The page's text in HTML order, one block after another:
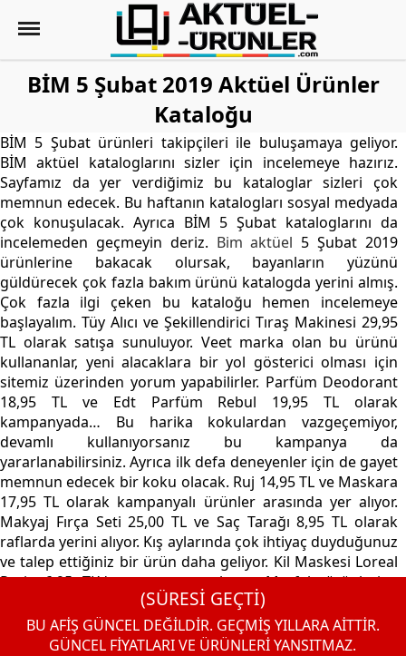
BİM 5 Şubat 2019 Aktüel Ürünler
Kataloğu
BİM 5 Şubat ürünleri takipçileri ile buluşamaya geliyor.
BİM aktüel kataloglarını sizler için incelemeye hazırız.
Sayfamız da yer verdiğimiz bu kataloglar sizleri çok
memnun edecek. Bu haftanın katalogları sosyal medyada
çok konuşulacak. Ayrıca BİM 5 Şubat kataloglarını da
incelemeden geçmeyin deriz. Bim aktüel 5 Şubat 2019
ürünlerine bakacak olursak, bayanların yüzünü
güldürecek çok fazla bakım ürünü katalogda yerini almış.
Çok fazla ilgi çeken bu kataloğu hemen incelemeye
başlayalım. Tüy Alıcı ve Şekillendirici Tıraş Makinesi 29,95
TL olarak satışa sunuluyor. Veet marka olan bu ürünü
kullananlar, yeni alacaklara bir yol gösterici olması için
sitemiz üzerinden yorum yapabilirler. Parfüm Deodorant
18,95 TL ve Edt Parfüm Rebul 19,95 TL olarak
kampanyada… Bu harika kokulardan vazgeçemiyor,
devamlı kullanıyorsanız bu kampanya da
yararlanabilirsiniz. Ayrıca ilk defa deneyenler için de gayet
memnun edecek bir koku olacak. Ruj 14,95 TL ve Maskara
17,95 TL olarak kampanyalı ürünler arasında yer alıyor.
Makyaj Fırça Seti 25,00 TL ve Saç Tarağı 8,95 TL olarak
raflarda yerini alıyor. Kış aylarında çok ihtiyaç duyduğunuz
ve talep ettiğiniz bir ürün daha geliyor. Kil Maskesi Loreal
Paris 6,95 TL’den satışa sunuluyor. Mutfak ürünlerine
bakacak olursak… 2’li Porselen kupa 13,50 TL ve 2’li Kahve
Fincan Takımı 13,50TL olarak satışta…
(SÜRESİ GEÇTİ)
BU AFİŞ GÜNCEL DEĞİLDİR. GEÇMİŞ YILLARA AİTTİR.
GÜNCEL FİYATLARI VE ÜRÜNLERİ YANSITMAZ.